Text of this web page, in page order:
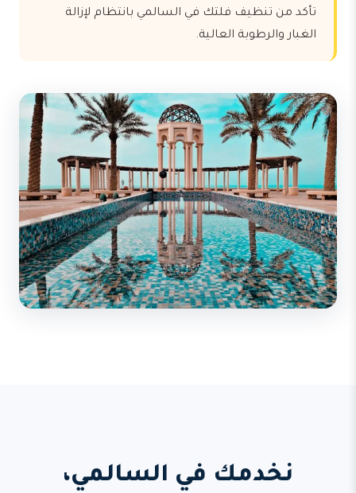
تأكد من تنظيف فلتك في السالمي بانتظام لإزالة
الغبار والرطوبة العالية.
نخدمك في السالمي،